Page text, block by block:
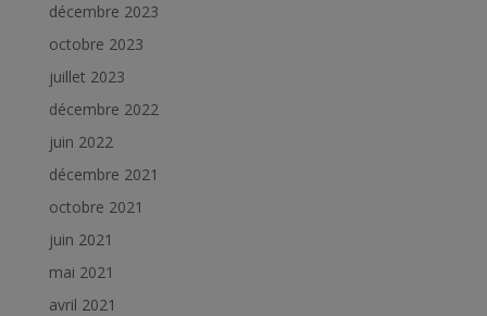
décembre 2023
octobre 2023
juillet 2023
décembre 2022
juin 2022
décembre 2021
octobre 2021
juin 2021
mai 2021
avril 2021